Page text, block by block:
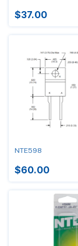
$37.00
NTE598
$60.00